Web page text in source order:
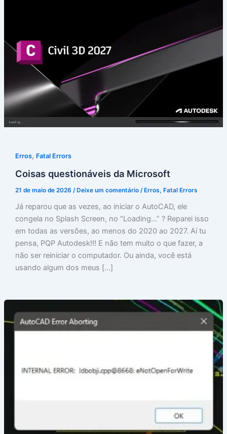
Erros, Fatal Errors
Coisas questionáveis da Microsoft
21 de maio de 2026 /Deixe um comentário /Erros, Fatal Errors
Já reparou que as vezes, ao iniciar o AutoCAD, ele
congela no Splash Screen, no “Loading…” ? Reparei isso
em todas as versões, ao menos do 2020 ao 2027. Aí tu
pensa, PQP Autodesk!!! E não tem muito o que fazer, a
não ser reiniciar o computador. Ou ainda, você está
usando algum dos meus […]